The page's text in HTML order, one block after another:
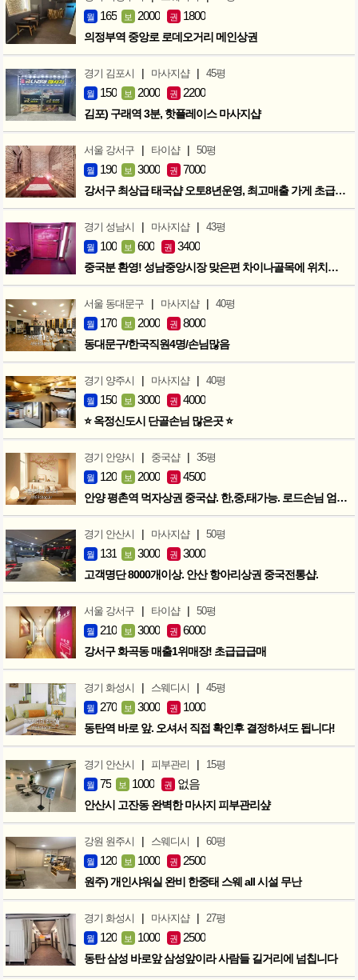
월 165 보 2000 권 1800
의정부역 중앙로 로데오거리 메인상권
경기 김포시 | 마사지샵 | 45평
월 150 보 2000 권 2200
김포) 구래역 3분, 핫플레이스 마사지샵
서울 강서구 | 타이샵 | 50평
월 190 보 3000 권 7000
강서구 최상급 태국샵 오토8년운영, 최고매출 가게 초급매!!!
경기 성남시 | 마사지샵 | 43평
월 100 보 600 권 3400
중국분 환영! 성남중앙시장 맞은편 차이나골목에 위치한 마사지샵
서울 동대문구 | 마사지샵 | 40평
월 170 보 2000 권 8000
동대문구/한국직원4명/손님많음
경기 양주시 | 마사지샵 | 40평
월 150 보 3000 권 4000
⭐ 옥정신도시 단골손님 많은곳 ⭐
경기 안양시 | 중국샵 | 35평
월 120 보 2000 권 4500
안양 평촌역 먹자상권 중국샵. 한,중,태가능. 로드손님 엄청많아요!
경기 안산시 | 마사지샵 | 50평
월 131 보 3000 권 3000
고객명단 8000개이상. 안산 항아리상권 중국전통샵.
서울 강서구 | 타이샵 | 50평
월 210 보 3000 권 6000
강서구 화곡동 매출1위매장! 초급급급매
경기 화성시 | 스웨디시 | 45평
월 270 보 3000 권 1000
동탄역 바로 앞. 오셔서 직접 확인후 결정하셔도 됩니다!
경기 안산시 | 피부관리 | 15평
월 75 보 1000 권 없음
안산시 고잔동 완벽한 마사지 피부관리샾
강원 원주시 | 스웨디시 | 60평
월 120 보 1000 권 2500
원주) 개인샤워실 완비 한중태 스웨 all 시설 무난
경기 화성시 | 마사지샵 | 27평
월 120 보 1000 권 2500
동탄 삼성 바로앞 삼성앞이라 사람들 길거리에 넘칩니다